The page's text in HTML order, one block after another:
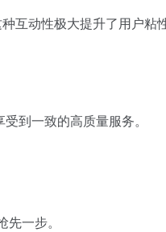
互动性极大提升了用户粘
到一致的高质量服务。
一步。